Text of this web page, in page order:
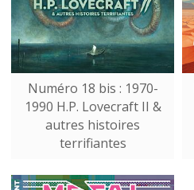
Numéro 18 bis : 1970-
1990 H.P. Lovecraft II &
autres histoires
terrifiantes